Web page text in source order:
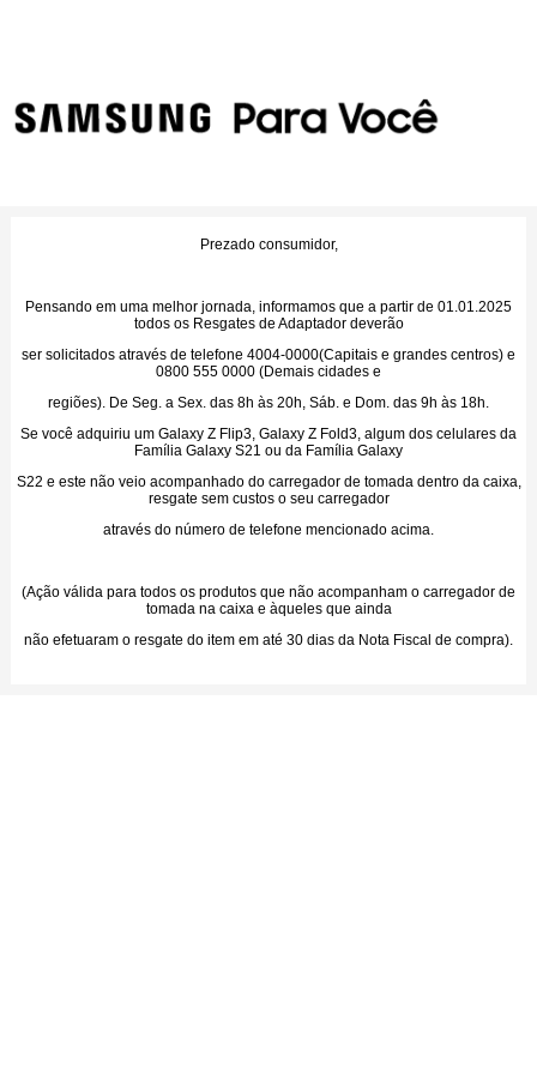
Prezado consumidor,
Pensando em uma melhor jornada, informamos que a partir de 01.01.2025
todos os Resgates de Adaptador deverão
ser solicitados através de telefone 4004-0000(Capitais e grandes centros) e
0800 555 0000 (Demais cidades e
regiões). De Seg. a Sex. das 8h às 20h, Sáb. e Dom. das 9h às 18h.
Se você adquiriu um Galaxy Z Flip3, Galaxy Z Fold3, algum dos celulares da
Família Galaxy S21 ou da Família Galaxy
S22 e este não veio acompanhado do carregador de tomada dentro da caixa,
resgate sem custos o seu carregador
através do número de telefone mencionado acima.
(Ação válida para todos os produtos que não acompanham o carregador de
tomada na caixa e àqueles que ainda
não efetuaram o resgate do item em até 30 dias da Nota Fiscal de compra).